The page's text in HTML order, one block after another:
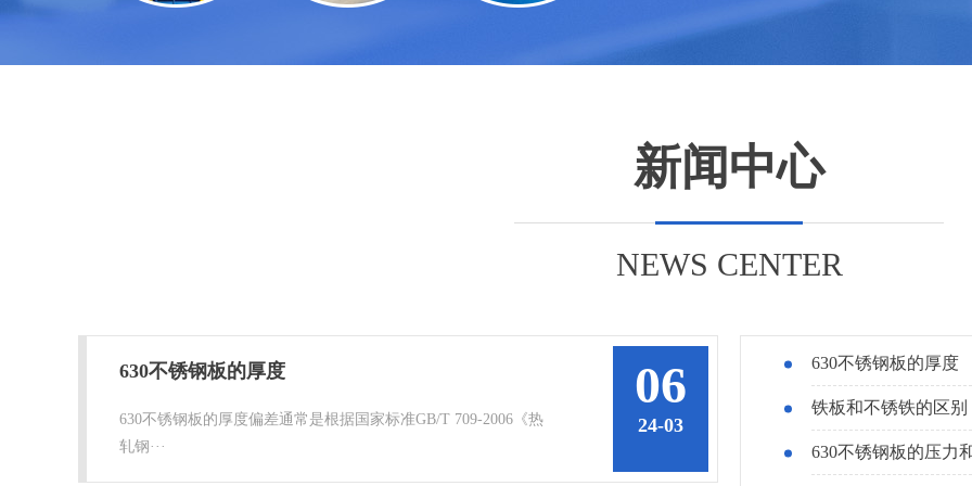
新闻中心
NEWS CENTER
630不锈钢板的厚度
630不锈钢板的厚度偏差通常是根据国家标准GB/T 709-2006《热
轧钢···
06
24-03
630不锈钢板的厚度
铁板和不锈铁的区别
630不锈钢板的压力